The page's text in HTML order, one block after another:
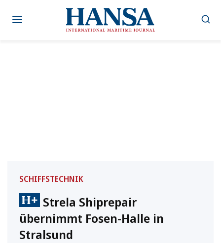
Inhalt
SCHIFFSTECHNIK
Strela Shiprepair
übernimmt Fosen-Halle in
Stralsund